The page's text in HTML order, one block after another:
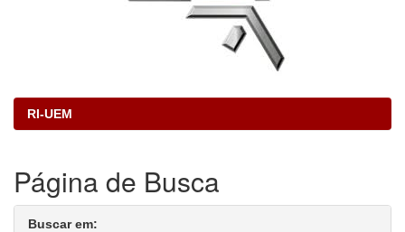
RI-UEM
Página de Busca
Buscar em: